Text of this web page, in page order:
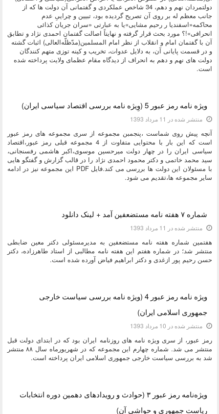
دولتمردان نهم و دهم، 34 شاخص عملکردی و گفتمانی آن دولت ها که از
جانب معظم له بر روی آن تصریح گردیده بود، تبیین و چراییِ عدم
محاکمه«اسفندیا ر رحیم مشایی»یا به عبارتی «سران جریان کذائی
انحرافی»!؟ مورد بحث قرار گرفته و نهایتاً اصالت گفتمان احمدی نژاد و تطابق
آن با گفتمان امام و انقلاب از نظر امام المسلمین(مدّظلّه‌العالی) اثبات گشته
و در قسمت پایانی آن، به دلایل عدوات، تخریب و کینه توزی متهم کنندگان
دولت های نهم و دهم به انحراف از دیدگاه مقام عظمای ولایت پرداخته شده
است.
ویژه نامه رمز عبور 5 (وِیژه نامه بررسی اقتصاد سیاسی ایران)
منتشر شده در 11 مرداد 1393
آنچه پیش روی شماست ،پنجمبن مجموعه از سری مجموعه های رمز عبور
است که این بار با محتوایی متفاوت از 4 مجموعه قبلی رمز عبور،اقتصاد
سیاسی ایران را در چهار دولت میرحسین موسوی،اکبر هاشمی رفسنجانی،
سید محمد خاتمی و دکتر محمود احمدی نژاد را در قالب گزارش و گفتگو هایی
با مسئولان این دولت ها بررسی می کند.فایل PDF این مجموعه نیز در ادامه
سایر مجموعه ها،تقدیم می شود.
شماره ۷ هفته نامه مستضعفین آمد + لینک دانلود
منتشر شده در 11 مرداد 1393
هفتمین شماره هفته نامه مستضعفین به مدیرمسئولی دکتر معین ضابطی
منتشر شد؛ در شماره هفتم این هفته نامه مطالبی از استاد طاهرزاده، دکتر
حسن رحیم پور ازغدی و دکتر ابراهیم فیاض آورده شده است.
ویژه نامه رمز عبور 4 (ویژه نامه بررسی سیاست خارجی
جمهوری اسلامی ایران)
منتشر شده در 10 مرداد 1393
رمز عبور، از سری ویژه نامه های روزنامه ایران بود که در ابتدای دولت قبل
منتشر می شد. شماره چهارم این مجموعه که در شهریورماه سال ۸۸ منتشر
شد به بررسی سیاست خارجی جمهوری اسلامی ایران پرداخته است.
ویژه‌نامه رمز عبور ۳ (حوادث و رویدادهای دهمین دوره انتخابات
ریاست جمهوری و حواشی آن)